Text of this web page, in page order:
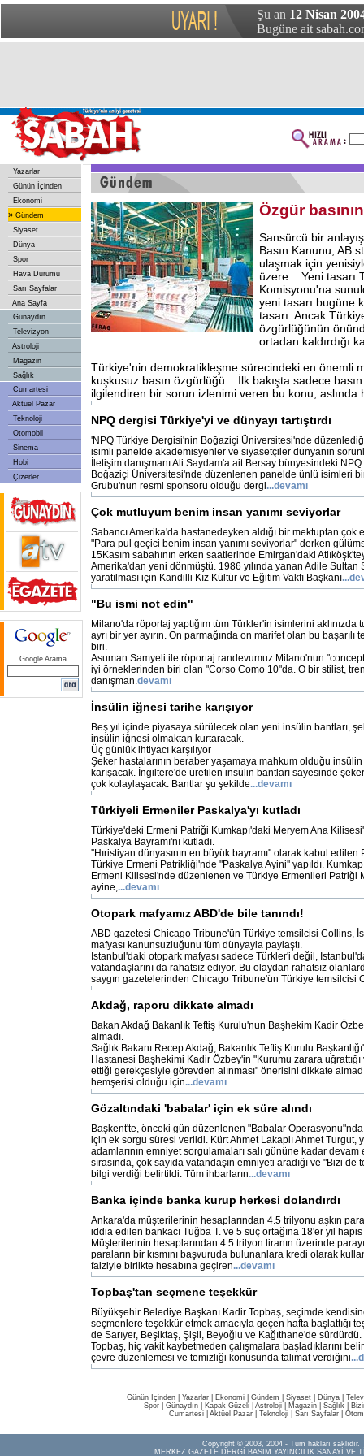
Şu an 12 Nisan
Bugüne ait
Yazarlar
Günün İçinden
Ekonomi
» Gündem
Siyaset
Dünya
Spor
Hava Durumu
Sarı Sayfalar
Ana Sayfa
Günaydın
Televizyon
Astroloji
Magazin
Sağlık
Cumartesi
Aktüel Pazar
Teknoloji
Otomobil
Sinema
Hobi
Çizerler
Google Arama
Özgür
Sansürcü bir
Basın Kanunu, AB
ulaşmak için
üzere... Yeni tasarı
Komisyonu'na
yeni tasarı bugüne
tasarı. Ancak
özgürlüğünün
ortadan kaldırdığı
Türkiye'nin demokratikleşme sürecindeki en önemli
kuşkusuz basın özgürlüğü... İlk bakışta sadece
ilgilendiren bir sorun izlenimi veren bu konu, aslında
NPQ dergisi Türkiye'yi ve dünyayı tartıştırdı
'NPQ Türkiye Dergisi'nin Boğaziçi Üniversitesi'nde düzenlediği
isimli panelde akademisyenler ve siyasetçiler dünyanın
İletişim danışmanı Ali Saydam'a ait Bersay bünyesindeki
Boğaziçi Üniversitesi'nde düzenlenen panelde ünlü isimleri
Grubu'nun resmi sponsoru olduğu dergi...devamı
Çok mutluyum benim insan yanımı seviyorlar
Sabancı Amerika'da hastanedeyken aldığı bir mektuptan çok
"Para pul geçici benim insan yanımı seviyorlar" derken
15Kasım sabahının erken saatlerinde Emirgan'daki
Amerika'dan yeni dönmüştü. 1986 yılında yanan Adile Sultan
yaratılması için Kandilli Kız Kültür ve Eğitim Vakfı Başkanı
"Bu ismi not edin"
Milano'da röportaj yaptığım tüm Türkler'in isimlerini aklınızda
ayrı bir yer ayırın. On parmağında on marifet olan bu başarılı
biri.
Asuman Samyeli ile röportaj randevumuz Milano'nun "concept
iyi örneklerinden biri olan "Corso Como 10"da. O bir stilist,
danışman.devamı
İnsülin iğnesi tarihe karışıyor
Beş yıl içinde piyasaya sürülecek olan yeni insülin bantları,
insülin iğnesi olmaktan kurtaracak.
Üç günlük ihtiyacı karşılıyor
Şeker hastalarının beraber yaşamaya mahkum olduğu
karışacak. İngiltere'de üretilen insülin bantları sayesinde
çok kolaylaşacak. Bantlar şu şekilde...devamı
Türkiyeli Ermeniler Paskalya'yı kutladı
Türkiye'deki Ermeni Patriği Kumkapı'daki Meryem Ana
Paskalya Bayramı'nı kutladı.
''Hıristiyan dünyasının en büyük bayramı'' olarak kabul
Türkiye Ermeni Patrikliği'nde "Paskalya Ayini'' yapıldı.
Ermeni Kilisesi'nde düzenlenen ve Türkiye Ermenileri Patriği
ayine,...devamı
Otopark mafyamız ABD'de bile tanındı!
ABD gazetesi Chicago Tribune'ün Türkiye temsilcisi Collins,
mafyası kanunsuzluğunu tüm dünyayla paylaştı.
İstanbul'daki otopark mafyası sadece Türkler'i değil,
vatandaşlarını da rahatsız ediyor. Bu olaydan rahatsız
saygın gazetelerinden Chicago Tribune'ün Türkiye temsilcisi
Akdağ, raporu dikkate almadı
Bakan Akdağ Bakanlık Teftiş Kurulu'nun Başhekim Kadir
almadı.
Sağlık Bakanı Recep Akdağ, Bakanlık Teftiş Kurulu
Hastanesi Başhekimi Kadir Özbey'in "Kurumu zarara
ettiği gerekçesiyle görevden alınması" önerisini dikkate
hemşerisi olduğu için...devamı
Gözaltındaki 'babalar' için ek süre alındı
Başkent'te, önceki gün düzenlenen "Babalar Operasyonu"nda
için ek sorgu süresi verildi. Kürt Ahmet Lakaplı Ahmet Turgut,
adamlarının emniyet sorgulamaları salı gününe kadar
sırasında, çok sayıda vatandaşın emniyeti aradığı ve "Bizi
bilgi verdiği belirtildi. Tüm ihbarların...devamı
Banka içinde banka kurup herkesi dolandırdı
Ankara'da müşterilerinin hesaplarından 4.5 trilyonu aşkın
iddia edilen bankacı Tuğba T. ve 5 suç ortağına 18'er yıl
Müşterilerinin hesaplarından 4.5 trilyon liranın üzerinde
paraların bir kısmını başvuruda bulunanlara kredi olarak
faiziyle birlikte hesabına geçiren...devamı
Topbaş'tan seçmene teşekkür
Büyükşehir Belediye Başkanı Kadir Topbaş, seçimde
seçmenlere teşekkür etmek amacıyla geçen hafta başlattığı
de Sarıyer, Beşiktaş, Şişli, Beyoğlu ve Kağıthane'de
Topbaş, hiç vakit kaybetmeden çalışmalara başladıklarını
çevre düzenlemesi ve temizliği konusunda talimat verdiğini
Günün İçinden Yazarlar Ekonomi Gündem Siyaset Dünya |
Spor
Günaydın Kapak Güzeli Astroloji Magazin Sağlık
Cumartesi
Aktüel Pazar Teknoloji Sarı Sayfalar
Copyright © 2003, 2004 - Tüm hakları saklıdır.
MERKEZ GAZETE DERGİ BASIM YAYINCILIK SANAYİ VE